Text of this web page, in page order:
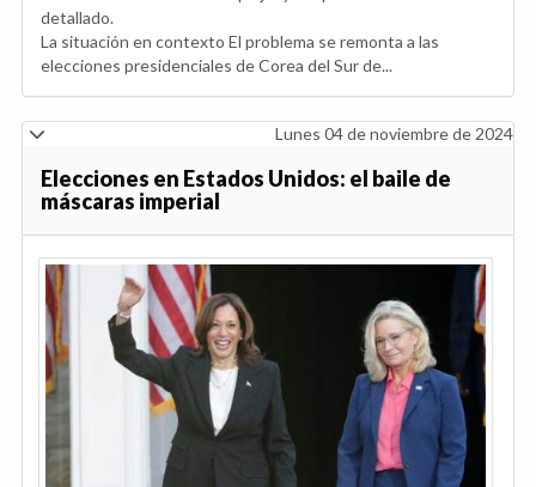
detallado.
La situación en contexto El problema se remonta a las
elecciones presidenciales de Corea del Sur de...
Lunes 04 de noviembre de 2024
Elecciones en Estados Unidos: el baile de
máscaras imperial